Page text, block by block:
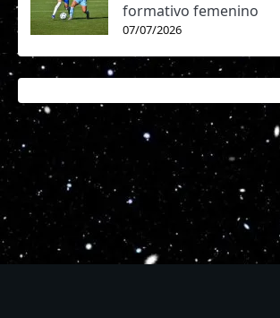
formativo femenino
07/07/2026